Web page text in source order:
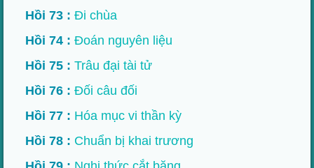
Hồi 73 : Đi chùa
Hồi 74 : Đoán nguyên liệu
Hồi 75 : Trâu đại tài tử
Hồi 76 : Đối câu đối
Hồi 77 : Hóa mục vi thần kỳ
Hồi 78 : Chuẩn bị khai trương